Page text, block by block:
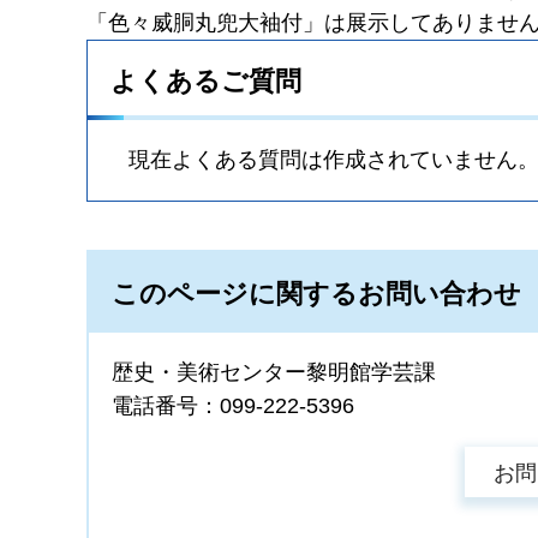
「色々威胴丸兜大袖付」は展示してありませ
よくあるご質問
現在よくある質問は作成されていません。
このページに関するお問い合わせ
歴史・美術センター黎明館学芸課
電話番号：099-222-5396